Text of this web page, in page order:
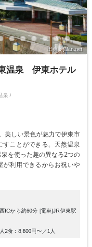
出典：jalan.net
温泉 伊東ホテル
泉 /
美しい景色が魅力で伊東市
すことができる。天然温泉
を使った趣の異なる2つの
が利用できるからお祝いや
ICから約60分 [電車]JR伊東駅
2食：8,800円〜／1人